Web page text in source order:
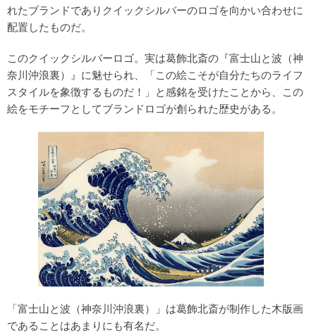
れたブランドでありクイックシルバーのロゴを向かい合わせに
配置したものだ。
このクイックシルバーロゴ。実は葛飾北斎の『富士山と波（神
奈川沖浪裏）』に魅せられ、「この絵こそが自分たちのライフ
スタイルを象徴するものだ！」と感銘を受けたことから、この
絵をモチーフとしてブランドロゴが創られた歴史がある。
「富士山と波（神奈川沖浪裏）」は葛飾北斎が制作した木版画
であることはあまりにも有名だ。